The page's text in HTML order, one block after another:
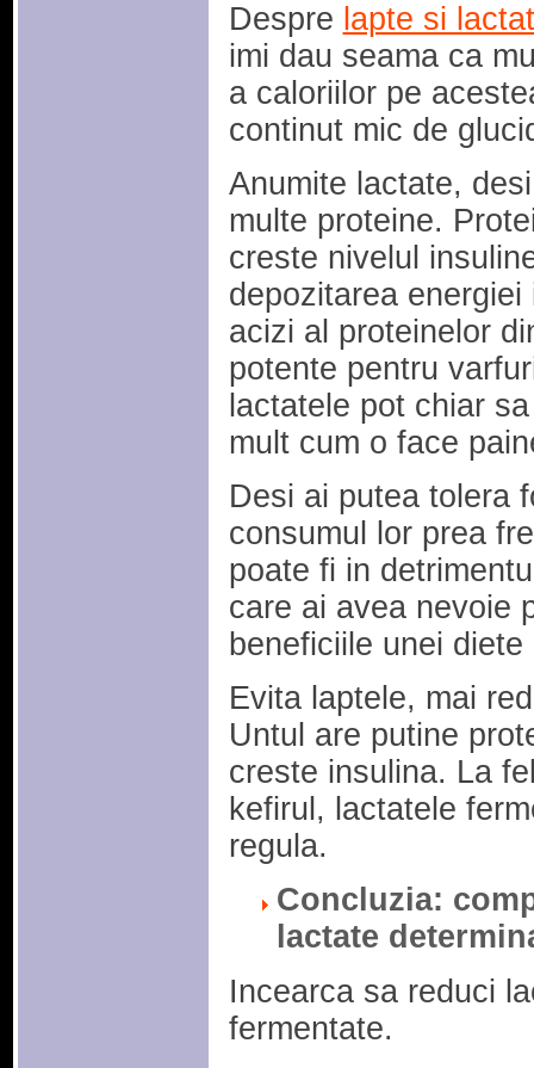
Despre lapte si
imi dau seama ca
a caloriilor pe
continut mic de
Anumite lactate,
multe proteine.
creste nivelul
depozitarea
acizi al proteinelor
potente pentru
lactatele pot chiar
mult cum o face
Desi ai putea tolera
consumul lor prea
poate fi in
care ai avea nevoie
beneficiile unei
Evita laptele, mai
Untul are putine
creste insulina. La
kefirul, lactatele
regula.
Concluzia:
lactate
Incearca sa reduci
fermentate.